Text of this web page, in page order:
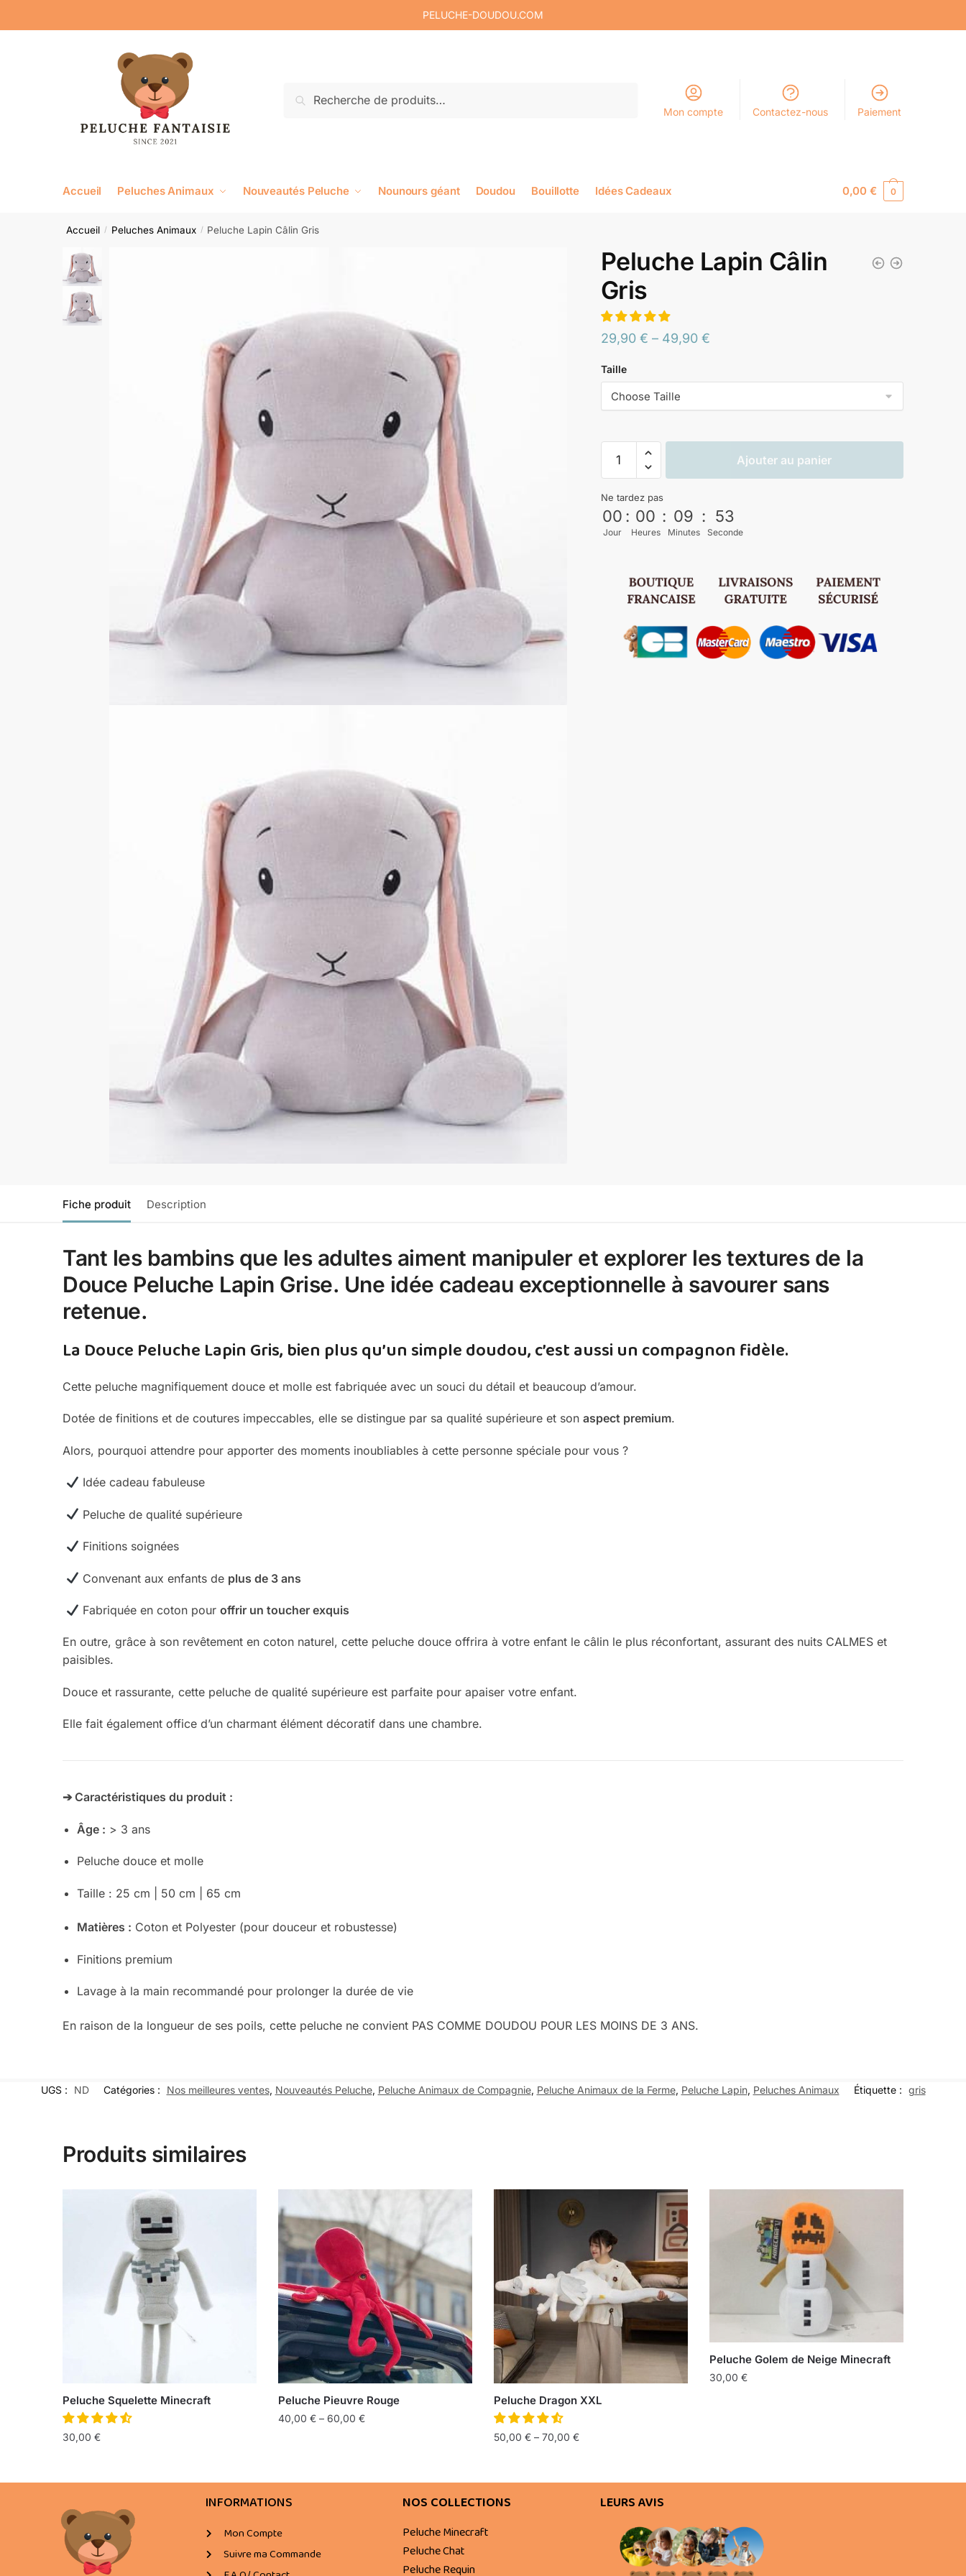
PELUCHE-DOUDOU.COM
Recherche
Mon compte Contactez-nous Paiement
Accueil Peluches Animaux Nouveautés Peluche Nounours géant Doudou Bouillotte Idées Cadeaux 0,00€ 0
Accueil / Peluches Animaux / Peluche Lapin Câlin Gris
Peluche Lapin Câlin
Gris
29,90 € – 49,90 €
Taille
Ajouter au panier
Ne tardez pas
00
Jour
: 00
Heures
: 09
Minutes
: 52
Seconde
Fiche produit Description
Tant les bambins que les adultes aiment manipuler et explorer les textures de la
Douce Peluche Lapin Grise. Une idée cadeau exceptionnelle à savourer sans
retenue.
La Douce Peluche Lapin Gris, bien plus qu’un simple doudou, c’est aussi un compagnon fidèle.
Cette peluche magnifiquement douce et molle est fabriquée avec un souci du détail et beaucoup d’amour.
Dotée de finitions et de coutures impeccables, elle se distingue par sa qualité supérieure et sonaspect premium.
Alors, pourquoi attendre pour apporter des moments inoubliables à cette personne spéciale pour vous ?
Idée cadeau fabuleuse
Peluche de qualité supérieure
Finitions soignées
Convenant aux enfants de plus de 3 ans
Fabriquée en coton pouroffrir un toucher exquis
En outre, grâce à son revêtement en coton naturel, cette peluche douce offrira à votre enfant le câlin le plus réconfortant, assurant des nuits CALMES et
paisibles.
Douce et rassurante, cette peluche de qualité supérieure est parfaite pour apaiser votre enfant.
Elle fait également office d’un charmant élément décoratif dans une chambre.
➔ Caractéristiques du produit :
Âge : > 3 ans
Peluche douce et molle
Taille : 25 cm | 50 cm | 65 cm
Matières : Coton et Polyester (pour douceur et robustesse)
Finitions premium
Lavage à la main recommandé pour prolonger la durée de vie
En raison de la longueur de ses poils, cette peluche ne convient PAS COMME DOUDOU POUR LES MOINS DE 3 ANS.
UGS : ND Catégories : Nos meilleures ventes, Nouveautés Peluche, Peluche Animaux de Compagnie, Peluche Animaux de la Ferme, Peluche Lapin, Peluches Animaux Étiquette : gris
Produits similaires
Peluche Squelette Minecraft
30,00€
Peluche Pieuvre Rouge
40,00 € – 60,00 €
Peluche Dragon XXL
50,00 € – 70,00 €
Peluche Golem de Neige Minecraft
30,00 €
INFORMATIONS
Mon Compte
Suivre ma Commande
NOS COLLECTIONS
Peluche Minecraft
Peluche Chat
Peluche Requin
LEURS AVIS